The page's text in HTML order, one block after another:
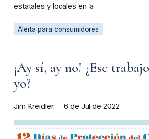
estatales y locales en la
Alerta para consumidores
¡Ay sí, ay no! ¿Ese
yo?
Jim Kreidler 6 de Jul de 2022